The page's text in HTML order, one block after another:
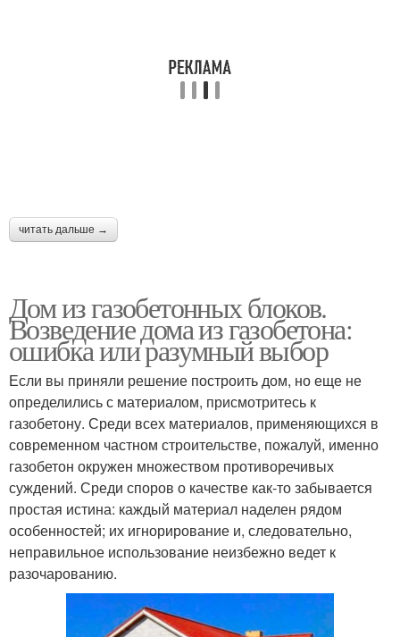
читать дальше →
Дом из газобетонных блоков.
Возведение дома из газобетона:
ошибка или разумный выбор
Если вы приняли решение построить дом, но еще не
определились с материалом, присмотритесь к
газобетону. Среди всех материалов, применяющихся в
современном частном строительстве, пожалуй, именно
газобетон окружен множеством противоречивых
суждений. Среди споров о качестве как-то забывается
простая истина: каждый материал наделен рядом
особенностей; их игнорирование и, следовательно,
неправильное использование неизбежно ведет к
разочарованию.